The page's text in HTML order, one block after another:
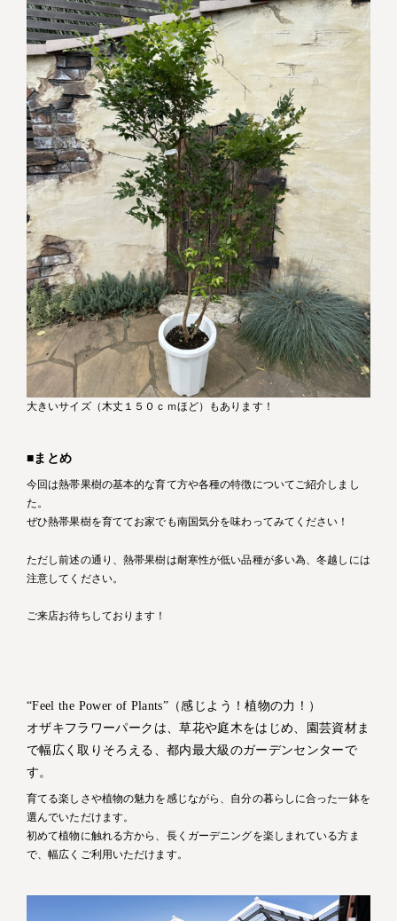
大きいサイズ（木丈１５０ｃｍほど）もあります！
■まとめ
今回は熱帯果樹の基本的な育て方や各種の特徴についてご紹介しまし
た。
ぜひ熱帯果樹を育ててお家でも南国気分を味わってみてください！
ただし前述の通り、熱帯果樹は耐寒性が低い品種が多い為、冬越しには
注意してください。
ご来店お待ちしております！
“Feel the Power of Plants”（感じよう！植物の力！）
オザキフラワーパークは、草花や庭木をはじめ、園芸資材ま
で幅広く取りそろえる、都内最大級のガーデンセンターで
す。
育てる楽しさや植物の魅力を感じながら、自分の暮らしに合った一鉢を
選んでいただけます。
初めて植物に触れる方から、長くガーデニングを楽しまれている方ま
で、幅広くご利用いただけます。